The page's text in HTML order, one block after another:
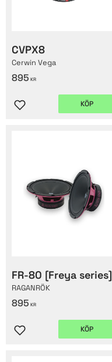
CVPX8
Cerwin Vega
895 KR
Lägg till i favoriter
KÖP
FR-80 [Freya series]
RAGANRÖK
895 KR
Lägg till i favoriter
KÖP